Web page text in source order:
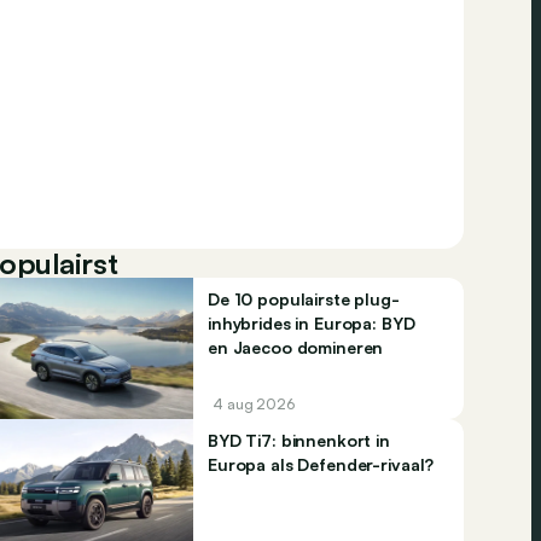
De 10 populairste plug-
inhybrides in Europa: BYD
en Jaecoo domineren
4 aug 2026
BYD Ti7: binnenkort in
Europa als Defender-rivaal?